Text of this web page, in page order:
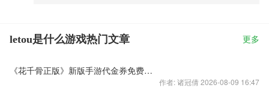
letou是什么游戏热门文章 更多
《花千骨正版》新版手游代金券免费送 充值100%返还
作者: 诸冠倩 2026-08-09 16:47